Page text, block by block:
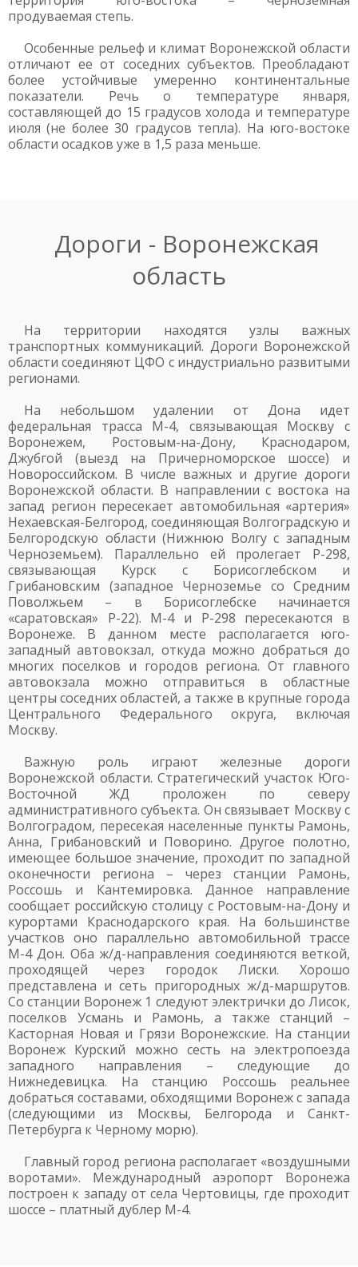
продуваемая степь.
Особенные рельеф и климат Воронежской области
отличают ее от соседних субъектов. Преобладают
более устойчивые умеренно континентальные
показатели. Речь о температуре января,
составляющей до 15 градусов холода и температуре
июля (не более 30 градусов тепла). На юго-востоке
области осадков уже в 1,5 раза меньше.
Дороги - Воронежская
область
На территории находятся узлы важных
транспортных коммуникаций. Дороги Воронежской
области соединяют ЦФО с индустриально развитыми
регионами.
На небольшом удалении от Дона идет
федеральная трасса М-4, связывающая Москву с
Воронежем, Ростовым-на-Дону, Краснодаром,
Джубгой (выезд на Причерноморское шоссе) и
Новороссийском. В числе важных и другие дороги
Воронежской области. В направлении с востока на
запад регион пересекает автомобильная «артерия»
Нехаевская-Белгород, соединяющая Волгоградскую и
Белгородскую области (Нижнюю Волгу с западным
Черноземьем). Параллельно ей пролегает Р-298,
связывающая Курск с Борисоглебском и
Грибановским (западное Черноземье со Средним
Поволжьем – в Борисоглебске начинается
«саратовская» Р-22). М-4 и Р-298 пересекаются в
Воронеже. В данном месте располагается юго-
западный автовокзал, откуда можно добраться до
многих поселков и городов региона. От главного
автовокзала можно отправиться в областные
центры соседних областей, а также в крупные города
Центрального Федерального округа, включая
Москву.
Важную роль играют железные дороги
Воронежской области. Стратегический участок Юго-
Восточной ЖД проложен по северу
административного субъекта. Он связывает Москву с
Волгоградом, пересекая населенные пункты Рамонь,
Анна, Грибановский и Поворино. Другое полотно,
имеющее большое значение, проходит по западной
оконечности региона – через станции Рамонь,
Россошь и Кантемировка. Данное направление
сообщает российскую столицу с Ростовым-на-Дону и
курортами Краснодарского края. На большинстве
участков оно параллельно автомобильной трассе
М-4 Дон. Оба ж/д-направления соединяются веткой,
проходящей через городок Лиски. Хорошо
представлена и сеть пригородных ж/д-маршрутов.
Со станции Воронеж 1 следуют электрички до Лисок,
поселков Усмань и Рамонь, а также станций –
Касторная Новая и Грязи Воронежские. На станции
Воронеж Курский можно сесть на электропоезда
западного направления – следующие до
Нижнедевицка. На станцию Россошь реальнее
добраться составами, обходящими Воронеж с запада
(следующими из Москвы, Белгорода и Санкт-
Петербурга к Черному морю).
Главный город региона располагает «воздушными
воротами». Международный аэропорт Воронежа
построен к западу от села Чертовицы, где проходит
шоссе – платный дублер М-4.